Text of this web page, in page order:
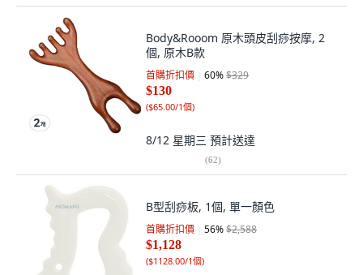
Body&Rooom 原木頭皮刮痧按摩, 2
個, 原木B款
首購折扣價 60%$329
$130
($65.00/1個)
8/12 星期三 預計送達
(62)
B型刮痧板, 1個, 單一顏色
首購折扣價 56%$2,588
$1,128
($1128.00/1個)